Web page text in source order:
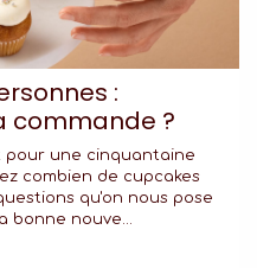
:
commande ?
pour une cinquantaine
combien de cupcakes
qu'on nous pose
bonne nouve...